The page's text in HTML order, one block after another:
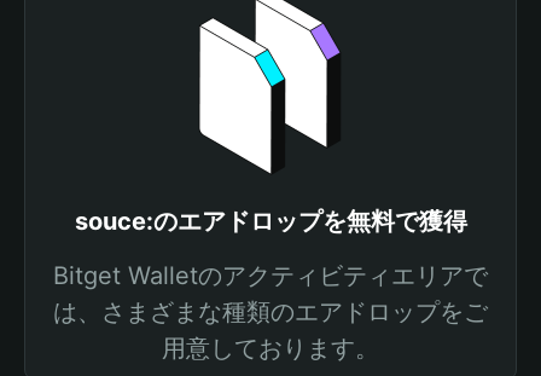
souce:のエアドロップを無料で獲得
Bitget Walletのアクティビティエリアで
は、さまざまな種類のエアドロップをご
用意しております。